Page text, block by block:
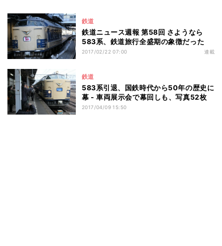
鉄道
鉄道ニュース週報 第58回 さようなら
583系、鉄道旅行全盛期の象徴だった
2017/02/22 07:00 連載
鉄道
583系引退、国鉄時代から50年の歴史に
幕 - 車両展示会で幕回しも、写真52枚
2017/04/09 15:50